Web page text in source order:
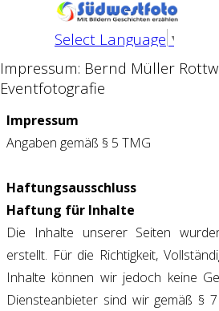
Direkt zum Seiteninhalt
Select Language ▼
Impressum: Bernd Müller
Eventfotografie
Impressum
Angaben gemäß § 5 TMG
Haftungsausschluss
Haftung für Inhalte
Die Inhalte unserer Seiten
erstellt. Für die Richtigkeit,
Inhalte können wir jedoch keine
Diensteanbieter sind wir gemäß §